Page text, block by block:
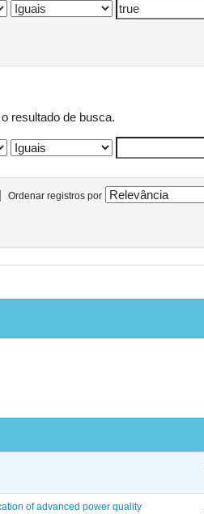
resultado de busca.
Ordenar registros por
of advanced power quality